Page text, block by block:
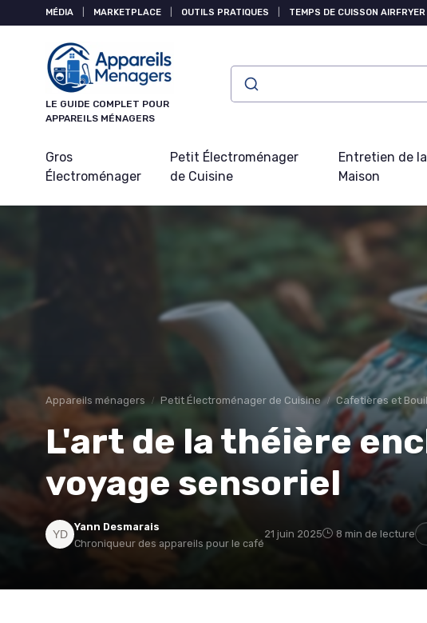
MÉDIA MARKETPLACE OUTILS PRATIQUES TEMPS DE CUISSON AIRFRYER
LE GUIDE COMPLET POUR
APPAREILS MÉNAGERS
Gros
Électroménager
Petit Électroménager
de Cuisine
Entretien de la
Maison
Appareils ménagers Petit Électroménager de Cuisine Cafetières et
L'art de la théière
voyage sensoriel
Yann Desmarais
Chroniqueur des appareils pour le café
21 juin 2025 8 min de lecture
Panneau de gestion des cookies